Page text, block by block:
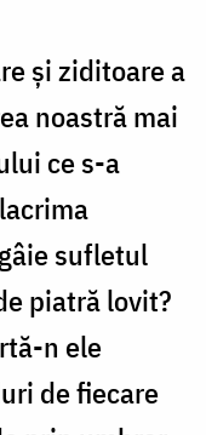
și ziditoare a
noastră mai
ce s-a
sufletul
piatră lovit?
n ele
de fiecare